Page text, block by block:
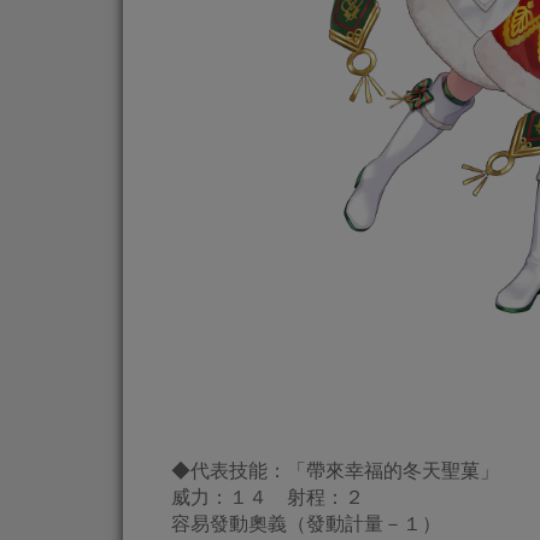
◆代表技能：「帶來幸福的冬天聖菓」
威力：１４ 射程：２
容易發動奧義（發動計量－１）